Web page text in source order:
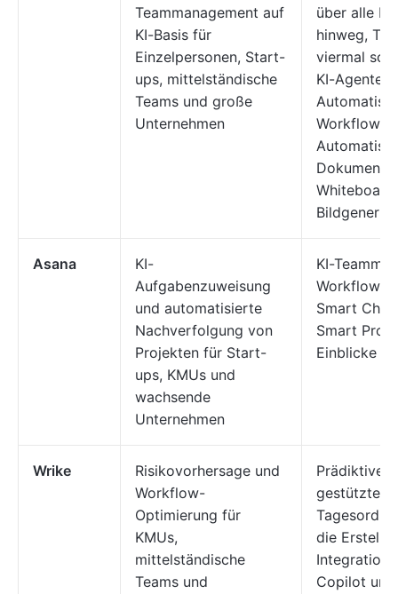
Teammanagement auf
KI-Basis für
Einzelpersonen, Start-
ups, mittelständische
Teams und große
Unternehmen
über alle
hinweg,
viermal
KI-Agenten
Workflows,
Asana
KI-
Aufgabenzuweisung
und automatisierte
Nachverfolgung von
Projekten für Start-
ups, KMUs und
wachsende
Unternehmen
KI-
Workflow-
Smart
Smart
Einblicke
Wrike
Risikovorhersage und
Workflow-
Optimierung für
KMUs,
mittelständische
Teams und
Prädiktive
gestützte
die
Integration
Copilot